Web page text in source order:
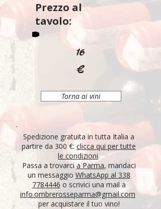
Prezzo al
tavolo:
16
€
Torna ai vini
Spedizione gratuita in tutta Italia a
partire da 300 €: clicca qui per tutte
le condizioni.
Passa a trovarcia Parma, mandaci
un messaggio WhatsApp al 338
7784446 o scrivici una mail a
info.ombrerosseparma@gmail.com
per acquistare il tuo vino!